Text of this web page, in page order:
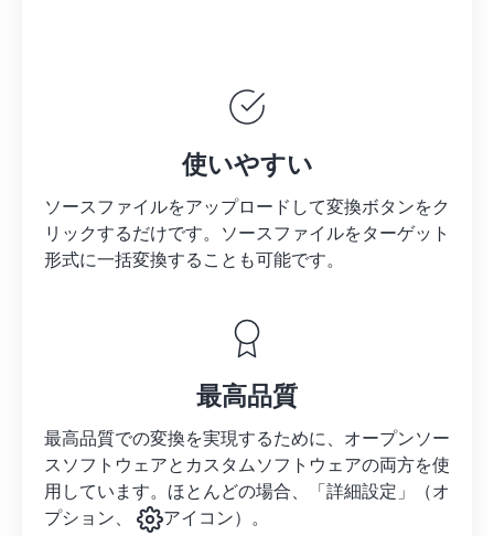
使いやすい
ソースファイルをアップロードして変換ボタンをク
リックするだけです。 ソースファイルをターゲット
形式に一括変換することも可能です。
最高品質
最高品質での変換を実現するために、オープンソー
スソフトウェアとカスタムソフトウェアの両方を使
用しています。ほとんどの場合、「詳細設定」（オ
プション、
アイコン）。